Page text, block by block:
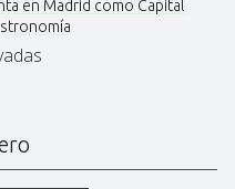
en Madrid como Capital